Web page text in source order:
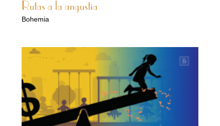
Rutas a la angustia
Bohemia